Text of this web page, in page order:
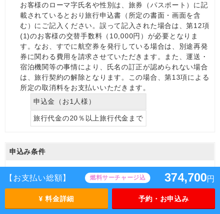
【お支払い総額】 燃料サーチャージ込 374,700円
¥ 料金詳細 予約・お申込み
お客様のローマ字氏名や性別は、旅券（パスポート）に記
載されているとおり旅行申込書（所定の書面・画面を含
む）にご記入ください。誤って記入された場合は、第12項
(1)のお客様の交替手数料（10,000円）が必要となりま
す。なお、すでに航空券を発行している場合は、別途再発
券に関わる費用を請求させていただきます。また、運送・
宿泊機関等の事情により、氏名の訂正が認められない場合
は、旅行契約の解除となります。この場合、第13項による
所定の取消料をお支払いいただきます。
申込金（お1人様）
旅行代金の20％以上旅行代金まで
申込み条件
合を除き親権者の同意書の提出が必要です。
旅行開始時点で、15歳未満の方は特定コース（語学研修ツ
アー等）に参加する場合を除き、親権者または保護者の同